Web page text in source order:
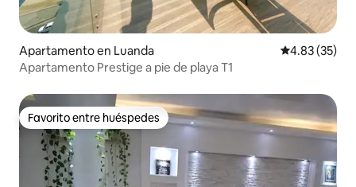
Apartamento en Luanda Calificación
4.83 (35)
Apartamento Prestige a pie de playa T1
Favorito entre huéspedes
Favorito entre huéspedes